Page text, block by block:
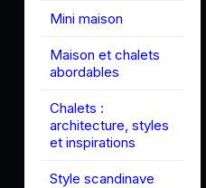
Mini maison
Maison et chalets
abordables
Chalets :
architecture, styles
et inspirations
Style scandinave